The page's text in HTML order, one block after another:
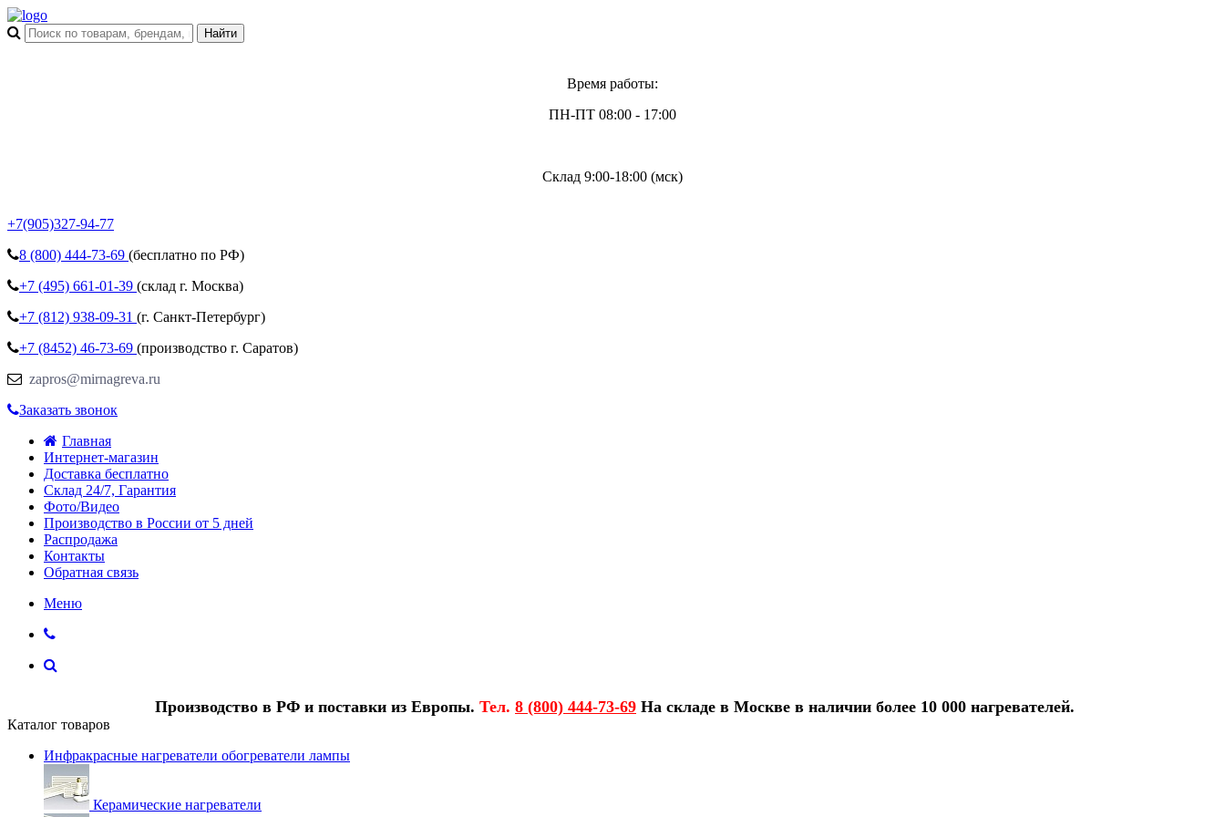
Время работы:
ПН-ПТ 08:00 - 17:00
Склад 9:00-18:00 (мск)
+7(905)327-94-77
8 (800) 444-73-69 (бесплатно по РФ)
+7 (495) 661-01-39 (склад г. Москва)
+7 (812) 938-09-31 (г. Санкт-Петербург)
+7 (8452) 46-73-69 (производство г. Саратов)
zapros@mirnagreva.ru
Заказать звонок
Главная
Интернет-магазин
Доставка бесплатно
Склад 24/7, Гарантия
Фото/Видео
Производство в России от 5 дней
Распродажа
Контакты
Обратная связь
Меню
Производство в РФ и поставки из Европы. Тел. 8 (800) 444-73-69 На складе в Москве в наличии более 10 000 нагревателей.
Каталог товаров
Инфракрасные нагреватели обогреватели лампы
Керамические нагреватели